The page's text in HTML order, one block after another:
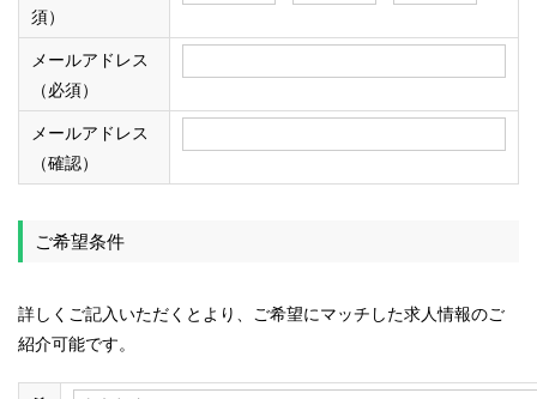
須）
メールアドレス
（必須）
メールアドレス
（確認）
ご希望条件
詳しくご記入いただくとより、ご希望にマッチした求人情報のご
紹介可能です。